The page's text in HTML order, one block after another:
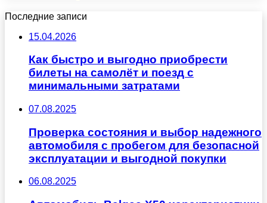
Последние записи
15.04.2026
Как быстро и выгодно приобрести
билеты на самолёт и поезд с
минимальными затратами
07.08.2025
Проверка состояния и выбор надежного
автомобиля с пробегом для безопасной
эксплуатации и выгодной покупки
06.08.2025